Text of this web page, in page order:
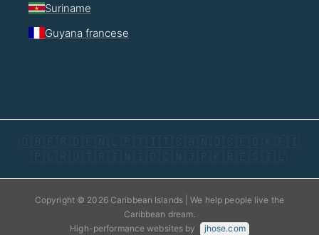
Suriname
Guyana francese
🇬🇧 🇫🇷 🇩🇪 🇳🇱 🇵🇹 🇮🇹 🇸🇦 🇳🇴 🇸🇪 🇩🇰 🇫🇮
🇵🇱 🇷🇺 🇹🇷 🇮🇳 🇮🇩 🇨🇳 🇯🇵 🇰🇷 🇪🇸 🇮🇱
Copyright © 2026 Caribbean Islands | We help people live the
Caribbean dream.
High-performance websites by
jhose.com